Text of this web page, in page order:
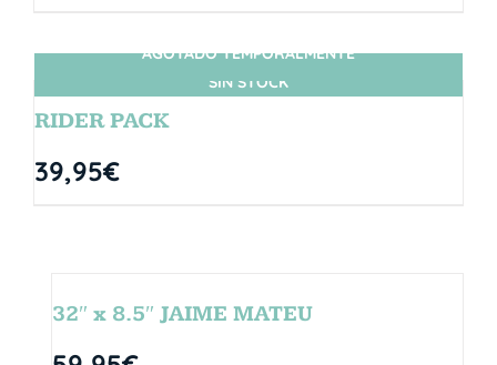
SIN STOCK
AGOTADO TEMPORALMENTE
RIDER PACK
39,95€
32″ x 8.5″ JAIME MATEU